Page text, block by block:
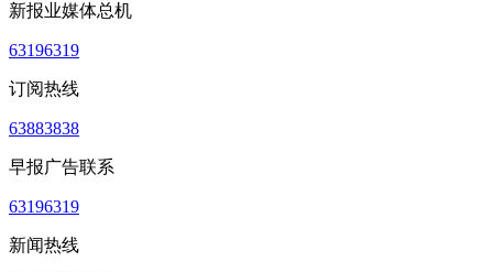
新报业媒体总机
63196319
订阅热线
63883838
早报广告联系
63196319
新闻热线